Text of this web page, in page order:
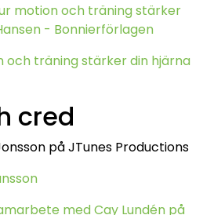
motion och träning stärker
- Bonnierförlagen
och träning stärker din hjärna
cred
på JTunes Productions
med Cay Lundén på